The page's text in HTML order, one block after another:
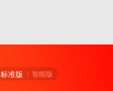
标准版 智能版